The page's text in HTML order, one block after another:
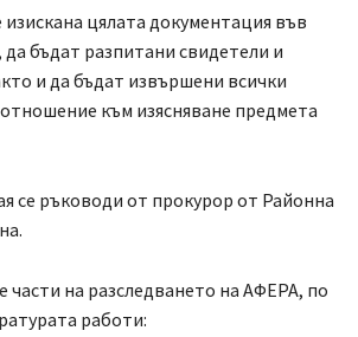
цялата документация във
да бъдат разпитани свидетели и
и да бъдат извършени всички
към изясняване предмета
се ръководи от прокурор от Районна
части на разследването на АФЕРА, по
работи: